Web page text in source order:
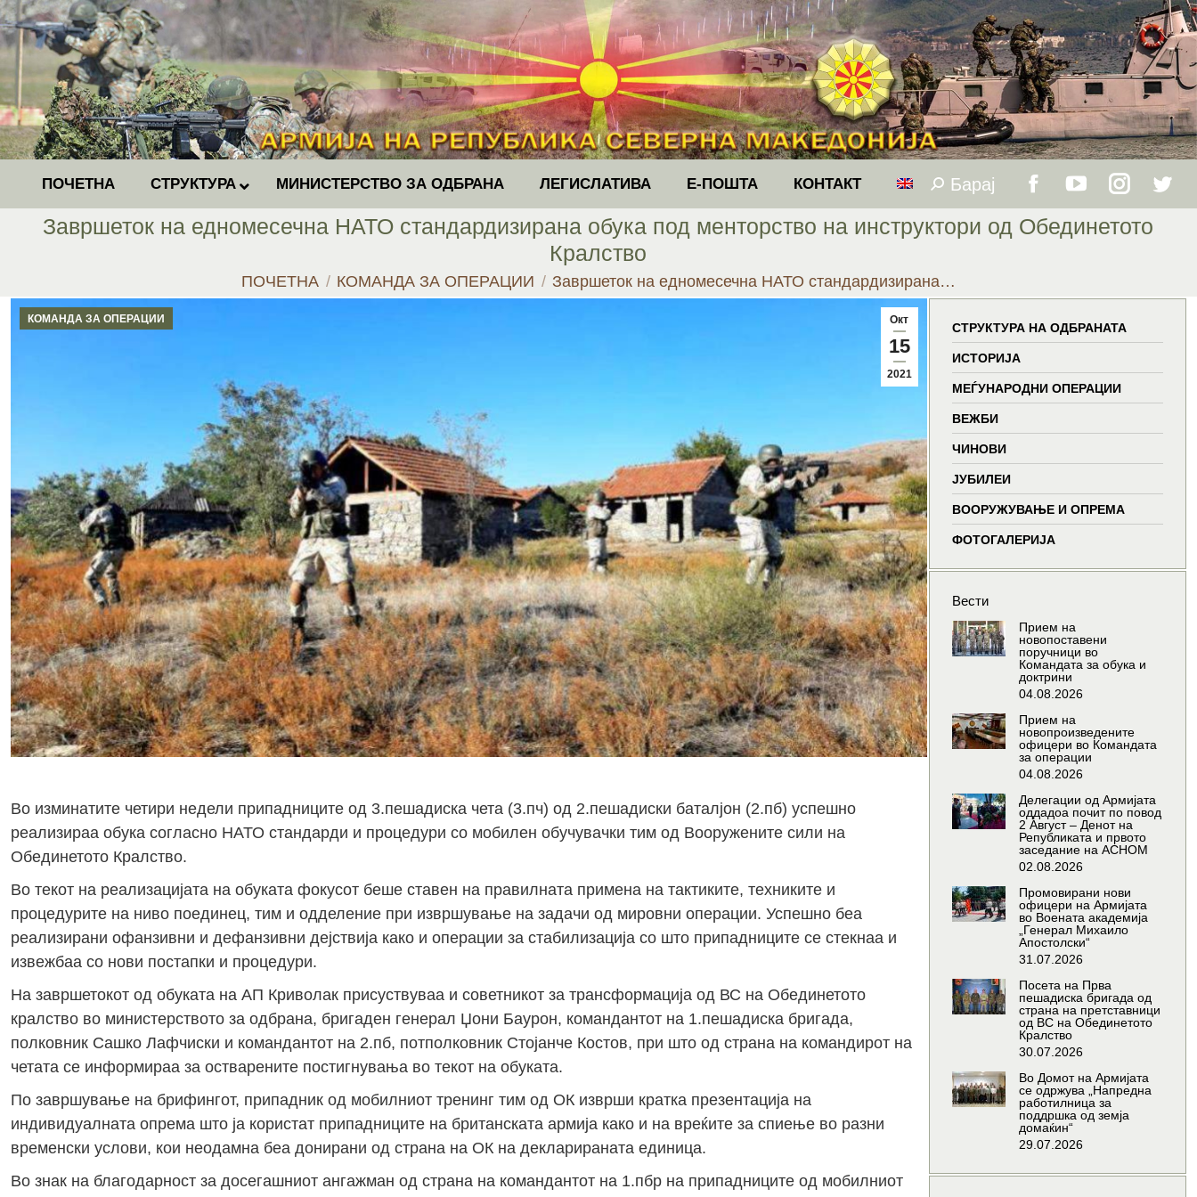
ПОЧЕТНА СТРУКТУРА МИНИСТЕРСТВО ЗА ОДБРАНА ЛЕГИСЛАТИВА Е-ПОШТА КОНТАКТ Search:
Барај
in
new
in
new
in
new new
Завршеток на едномесечна НАТО стандардизирана обука под менторство на инструктори од Обединетото
Кралство
You are here:
ПОЧЕТНА КОМАНДА ЗА ОПЕРАЦИИ Завршеток на едномесечна НАТО стандардизирана…
Окт
15
2021
КОМАНДА ЗА ОПЕРАЦИИ
Во изминатите четири недели припадниците од 3.пешадиска чета (3.пч) од 2.пешадиски баталјон (2.пб) успешно
реализираа обука согласно НАТО стандарди и процедури со мобилен обучувачки тим од Вооружените сили на
Обединетото Кралство.
Во текот на реализацијата на обуката фокусот беше ставен на правилната примена на тактиките, техниките и
процедурите на ниво поединец, тим и одделение при извршување на задачи од мировни операции. Успешно беа
реализирани офанзивни и дефанзивни дејствија како и операции за стабилизација со што припадниците се стекнаа и
извежбаа со нови постапки и процедури.
На завршетокот од обуката на АП Криволак присуствуваа и советникот за трансформација од ВС на Обединетото
кралство во министерството за одбрана, бригаден генерал Џони Баурон, командантот на 1.пешадиска бригада,
полковник Сашко Лафчиски и командантот на 2.пб, потполковник Стојанче Костов, при што од страна на командирот на
четата се информираа за остварените постигнувања во текот на обуката.
По завршување на брифингот, припадник од мобилниот тренинг тим од ОК изврши кратка презентација на
индивидуалната опрема што ја користат припадниците на британската армија како и на вреќите за спиење во разни
временски услови, кои неодамна беа донирани од страна на ОК на декларираната единица.
Во знак на благодарност за досегашниот ангажман од страна на командантот на 1.пбр на припадниците од мобилниот
СТРУКТУРА НА ОДБРАНАТА
ИСТОРИЈА
МЕЃУНАРОДНИ ОПЕРАЦИИ
ВЕЖБИ
ЧИНОВИ
ЈУБИЛЕИ
ВООРУЖУВАЊЕ И ОПРЕМА
ФОТОГАЛЕРИЈА
Вести
Прием на
новопоставени
поручници во
Командата за обука и
доктрини
04.08.2026
Прием на
новопроизведените
офицери во Командата
за операции
04.08.2026
Делегации од Армијата
оддадоа почит по повод
2 Август – Денот на
Републиката и првото
заседание на АСНОМ
02.08.2026
Промовирани нови
офицери на Армијата
во Воената академија
„Генерал Михаило
Апостолски“
31.07.2026
Посета на Прва
пешадиска бригада од
страна на претставници
од ВС на Обединетото
Кралство
30.07.2026
Во Домот на Армијата
се одржува „Напредна
работилница за
поддршка од земја
домаќин“
29.07.2026